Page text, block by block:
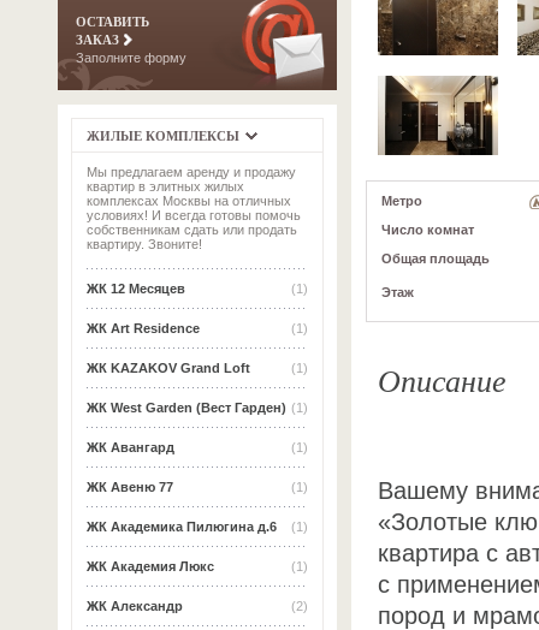
ОСТАВИТЬ
ЗАКАЗ
Заполните форму
ЖИЛЫЕ КОМПЛЕКСЫ
Мы предлагаем аренду и продажу
квартир в элитных жилых
комплексах Москвы на отличных
условиях! И всегда готовы помочь
собственникам сдать или продать
квартиру. Звоните!
(1)
ЖК 12 Месяцев
(1)
ЖК Art Residence
(1)
ЖК KAZAKOV Grand Loft
(1)
ЖК West Garden (Вест Гарден)
(1)
ЖК Авангард
(1)
ЖК Авеню 77
(1)
ЖК Академика Пилюгина д.6
(1)
ЖК Академия Люкс
(2)
ЖК Александр
Метро
Число комнат
Общая площадь
Этаж
Описание
Вашему
«Золотые
квартира с
с
пород и